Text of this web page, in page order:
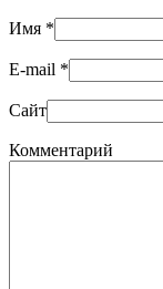
Имя *
E-mail *
Сайт
Комментарий